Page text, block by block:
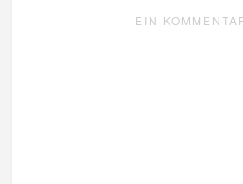
EIN